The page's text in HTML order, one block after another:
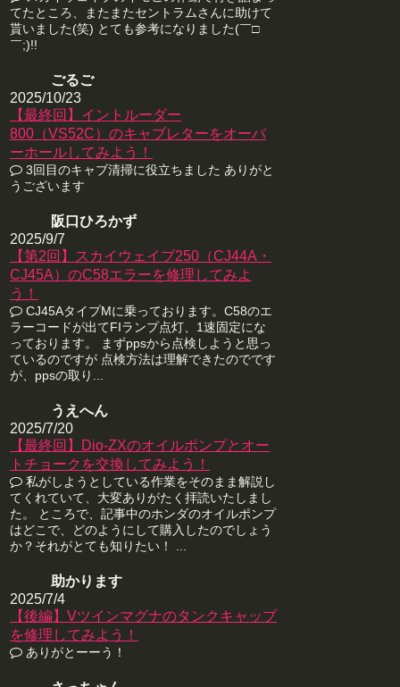
てたところ、またまたセントラムさんに助けて
貰いました(笑) とても参考になりました(￣□
￣;)!!
ごるご
2025/10/23
【最終回】イントルーダー
800（VS52C）のキャブレターをオーバ
ーホールしてみよう！
3回目のキャブ清掃に役立ちました ありがと
うございます
阪口ひろかず
2025/9/7
【第2回】スカイウェイブ250（CJ44A・
CJ45A）のC58エラーを修理してみよ
う！
CJ45AタイプMに乗っております。C58のエ
ラーコードが出てFIランプ点灯、1速固定にな
っております。 まずppsから点検しようと思っ
ているのですが 点検方法は理解できたのでです
が、ppsの取り...
うえへん
2025/7/20
【最終回】Dio-ZXのオイルポンプとオー
トチョークを交換してみよう！
私がしようとしている作業をそのまま解説し
てくれていて、大変ありがたく拝読いたしまし
た。 ところで、記事中のホンダのオイルポンプ
はどこで、どのようにして購入したのでしょう
か？それがとても知りたい！ ...
助かります
2025/7/4
【後編】Vツインマグナのタンクキャップ
を修理してみよう！
ありがとーーう！